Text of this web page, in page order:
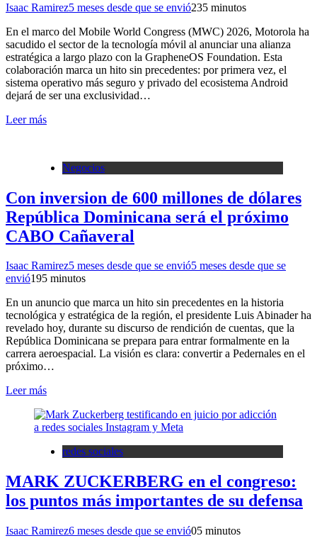
Isaac Ramirez5 meses desde que se envió235 minutos
En el marco del Mobile World Congress (MWC) 2026, Motorola ha
sacudido el sector de la tecnología móvil al anunciar una alianza
estratégica a largo plazo con la GrapheneOS Foundation. Esta
colaboración marca un hito sin precedentes: por primera vez, el
sistema operativo más seguro y privado del ecosistema Android
dejará de ser una exclusividad…
Leer más
Negocios
Con inversion de 600 millones de dólares
República Dominicana será el próximo
CABO Cañaveral
Isaac Ramirez5 meses desde que se envió5 meses desde que se
envió195 minutos
En un anuncio que marca un hito sin precedentes en la historia
tecnológica y estratégica de la región, el presidente Luis Abinader ha
revelado hoy, durante su discurso de rendición de cuentas, que la
República Dominicana se prepara para entrar formalmente en la
carrera aeroespacial. La visión es clara: convertir a Pedernales en el
próximo…
Leer más
redes sociales
MARK ZUCKERBERG en el congreso:
los puntos más importantes de su defensa
Isaac Ramirez6 meses desde que se envió05 minutos